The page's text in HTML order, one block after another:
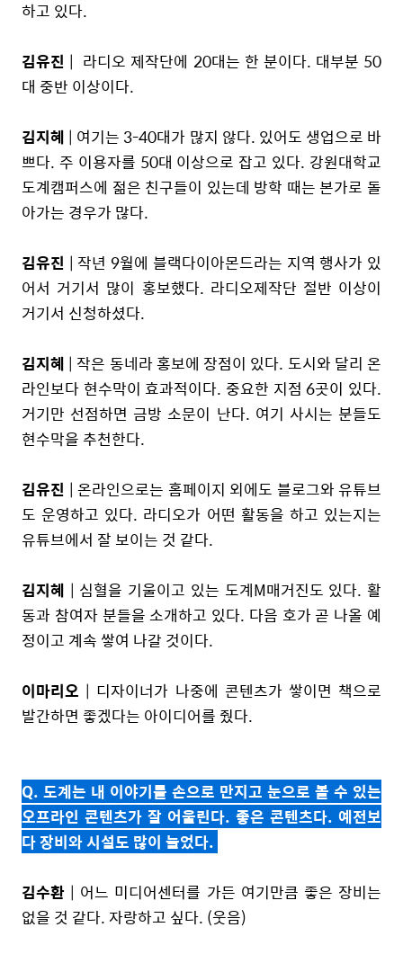
하고 있다.
김유진 | 라디오 제작단에 20대는 한 분이다. 대부분 50
대 중반 이상이다.
김지혜 | 여기는 3-40대가 많지 않다. 있어도 생업으로 바
쁘다. 주 이용자를 50대 이상으로 잡고 있다. 강원대학교
도계캠퍼스에 젊은 친구들이 있는데 방학 때는 본가로 돌
아가는 경우가 많다.
김유진 | 작년 9월에 블랙다이아몬드라는 지역 행사가 있
어서 거기서 많이 홍보했다. 라디오제작단 절반 이상이
거기서 신청하셨다.
김지혜 | 작은 동네라 홍보에 장점이 있다. 도시와 달리 온
라인보다 현수막이 효과적이다. 중요한 지점 6곳이 있다.
거기만 선점하면 금방 소문이 난다. 여기 사시는 분들도
현수막을 추천한다.
김유진 | 온라인으로는 홈페이지 외에도 블로그와 유튜브
도 운영하고 있다. 라디오가 어떤 활동을 하고 있는지는
유튜브에서 잘 보이는 것 같다.
김지혜 | 심혈을 기울이고 있는 도계M매거진도 있다. 활
동과 참여자 분들을 소개하고 있다. 다음 호가 곧 나올 예
정이고 계속 쌓여 나갈 것이다.
이마리오 | 디자이너가 나중에 콘텐츠가 쌓이면 책으로
발간하면 좋겠다는 아이디어를 줬다.
Q. 도계는 내 이야기를 손으로 만지고 눈으로 볼 수 있는
오프라인 콘텐츠가 잘 어울린다. 좋은 콘텐츠다. 예전보
다 장비와 시설도 많이 늘었다.
김수환 | 어느 미디어센터를 가든 여기만큼 좋은 장비는
없을 것 같다. 자랑하고 싶다. (웃음)